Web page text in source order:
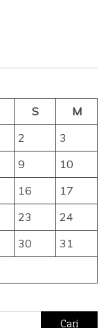
S M
2
3
9
10
16
17
23
24
30 31